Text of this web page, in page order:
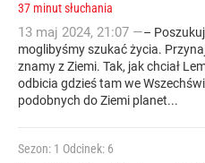
37 minut słuchania
13 maj 2024, 21:07 —–
moglibyśmy szukać życia.
znamy z Ziemi. Tak, jak chciał
odbicia gdzieś tam we
podobnych do Ziemi planet...
Sezon: 1 Odcinek: 6